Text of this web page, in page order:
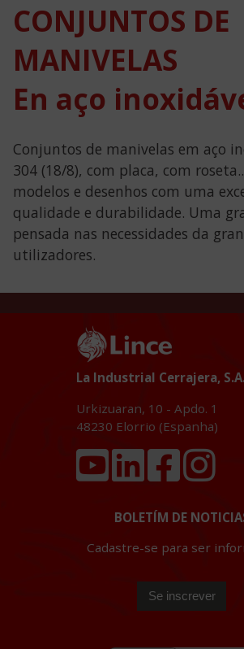
CONJUNTOS DE
MANIVELAS
En aço
Conjuntos de manivelas em aço
304 (18/8), com placa, com
modelos e desenhos com uma
qualidade e durabilidade. Uma
pensada nas necessidades da
utilizadores.
La Industrial Cerrajera, S.A.
Urkizuaran, 10 - Apdo. 1
48230 Elorrio (Espanha)
BOLETÍM DE
Cadastre-se para ser